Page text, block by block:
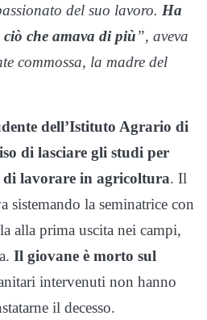
del suo lavoro. Ha
che amava di più”, aveva
commossa, la madre del
dell’Istituto Agrario di
di lasciare gli studi per
di lavorare in agricoltura. Il
sistemando la seminatrice con
alla prima uscita nei campi,
Il giovane è morto sul
intervenuti non hanno
il decesso.